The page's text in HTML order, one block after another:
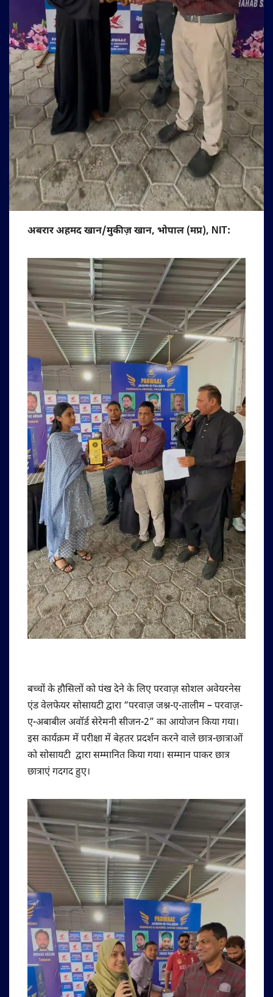
अबरार अहमद खान/मुकीज़ खान, भोपाल (मप्र), NIT:
बच्चों के हौसिलों को पंख देने के लिए परवाज़ सोशल अवेयरनेस
एंड वेलफेयर सोसायटी द्वारा “परवाज़ जश्न-ए-तालीम – परवाज़-
ए-अबाबील अवॉर्ड सेरेमनी सीजन-2” का आयोजन किया गया।
इस कार्यक्रम में परीक्षा में बेहतर प्रदर्शन करने वाले छात्र-छात्राओं
को सोसायटी द्वारा सम्मानित किया गया। सम्मान पाकर छात्र
छात्राएं गदगद हुए।